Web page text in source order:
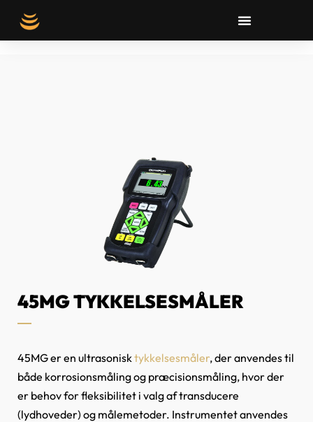
45MG TYKKELSESMÅLER
45MG er en ultrasonisktykkelsesmåler, der anvendes til
både korrosionsmåling og præcisionsmåling, hvor der
er behov for fleksibilitet i valg af transducere
(lydhoveder) og målemetoder. Instrumentet anvendes